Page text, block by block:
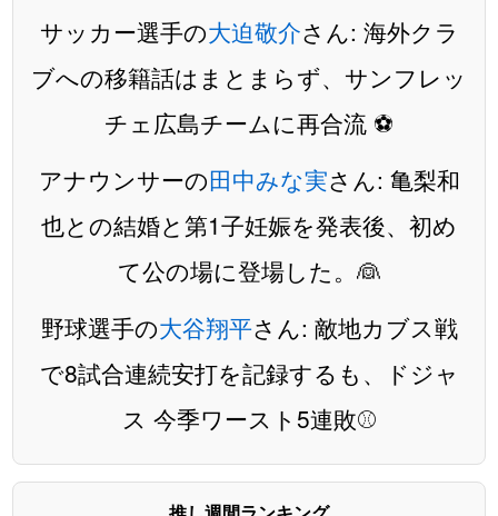
サッカー選手の大迫敬介さん: 海外クラ
ブへの移籍話はまとまらず、サンフレッ
チェ広島チームに再合流 ⚽️
アナウンサーの田中みな実さん: 亀梨和
也との結婚と第1子妊娠を発表後、初め
て公の場に登場した。👰
野球選手の大谷翔平さん: 敵地カブス戦
で8試合連続安打を記録するも、ドジャ
ス 今季ワースト5連敗⚾️